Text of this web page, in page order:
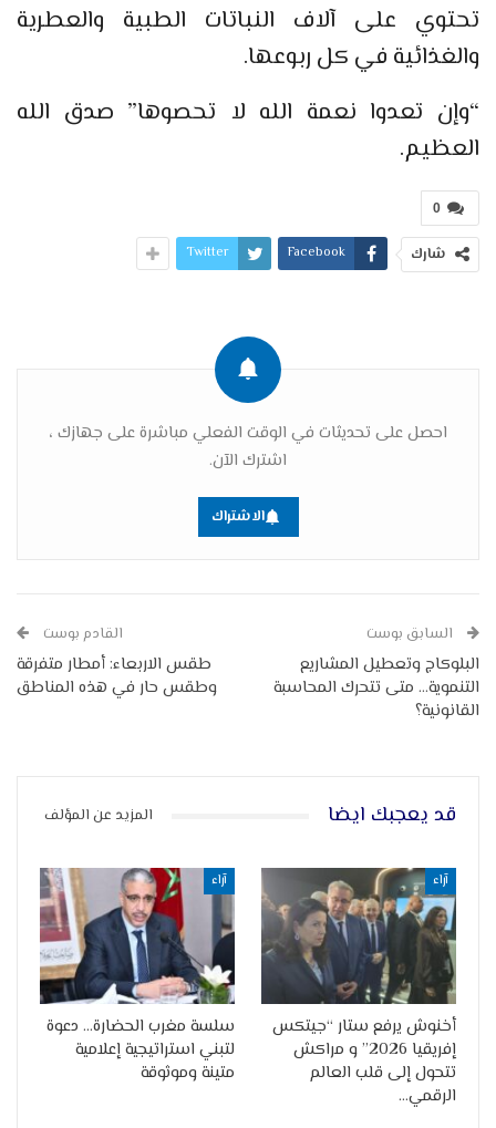
تحتوي على آلاف النباتات الطبية والعطرية
والغذائية في كل ربوعها.
“وإن تعدوا نعمة الله لا تحصوها” صدق الله
العظيم.
0
شارك Facebook
Twitter
احصل على تحديثات في الوقت الفعلي مباشرة على جهازك ،
اشترك الآن.
الاشتراك
السابق بوست
البلوكاج وتعطيل المشاريع
التنموية… متى تتحرك المحاسبة
القانونية؟
القادم بوست
طقس الاربعاء: أمطار متفرقة
وطقس حار في هذه المناطق
قد يعجبك ايضا المزيد عن المؤلف
آراء
أخنوش يرفع ستار “جيتكس
إفريقيا 2026” و مراكش
تتحول إلى قلب العالم
الرقمي…
آراء
سلسة مغرب الحضارة… دعوة
لتبني استراتيجية إعلامية
متينة وموثوقة